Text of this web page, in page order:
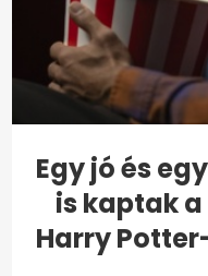
Egy jó és
is kaptak
Harry